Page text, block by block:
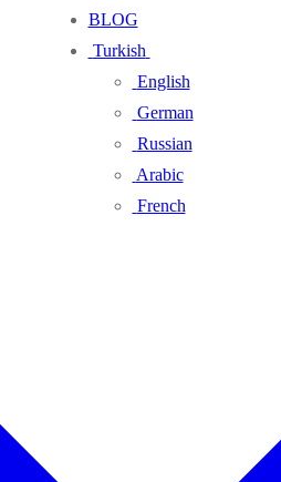
BLOG
Turkish
English
German
Russian
Arabic
French